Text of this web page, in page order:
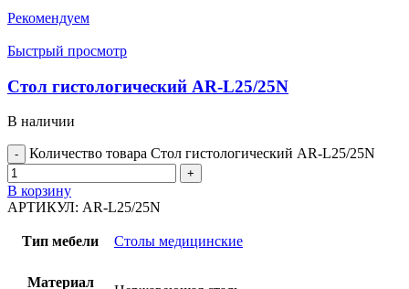
Рекомендуем
Быстрый просмотр
Стол гистологический AR-L25/25N
В наличии
Количество товара Стол гистологический AR-L25/25N
В корзину
АРТИКУЛ: AR-L25/25N
Тип мебели Столы медицинские
Материал